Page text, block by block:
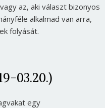
az, aki választ bizonyos
alkalmad van arra,
folyását.
03.20.)
egy